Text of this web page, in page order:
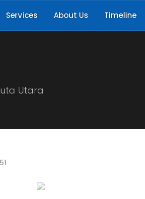
Services About Us Timeline
Utara